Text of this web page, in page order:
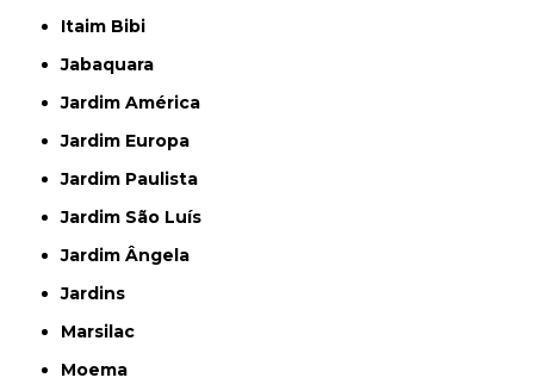
Itaim Bibi
Jabaquara
Jardim América
Jardim Europa
Jardim Paulista
Jardim São Luís
Jardim Ângela
Jardins
Marsilac
Moema